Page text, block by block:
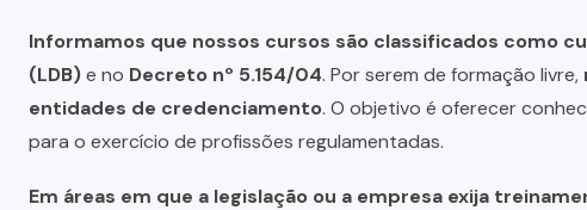
Informamos que nossos cursos são classificados como
(LDB)e no Decreto nº 5.154/04. Por serem de formação livre,
entidades de credenciamento. O objetivo é oferecer
para o exercício de profissões regulamentadas.
Em áreas em que a legislação ou a empresa exija